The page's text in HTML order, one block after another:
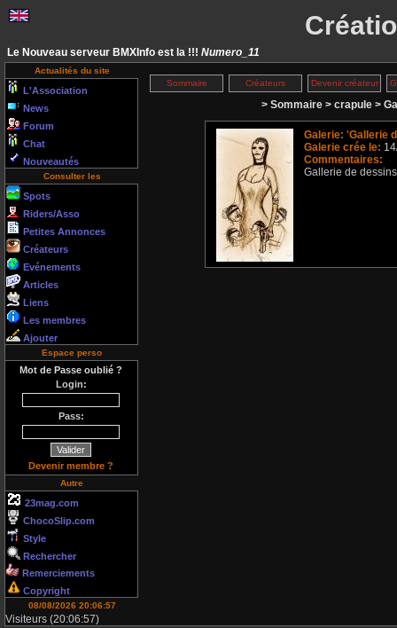
Le Nouveau serveur BMXInfo est la !!! Numero_11
Actualités du site
L'Association
News
Forum
Chat
Nouveautés
Consulter les
Spots
Riders/Asso
Petites Annonces
Créateurs
Evénements
Articles
Liens
Les membres
Ajouter
Espace perso
Mot de Passe oublié ?
Login:
Pass:
Devenir membre ?
Autre
23mag.com
ChocoSlip.com
Style
Rechercher
Remerciements
Copyright
08/08/2026 20:06:57
Visiteurs (20:06:57)
Sommaire Créateurs Devenir créateur
Sommaire crapule
Galerie: 'Gallerie
Galerie crée le:
Commentaires:
Gallerie de